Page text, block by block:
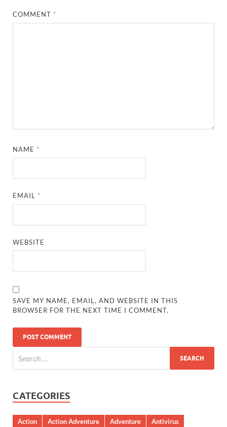
COMMENT *
NAME *
EMAIL *
WEBSITE
SAVE MY NAME, EMAIL, AND WEBSITE IN THIS
BROWSER FOR THE NEXT TIME I COMMENT.
CATEGORIES
Action Action Adventure Adventure
Antivirus